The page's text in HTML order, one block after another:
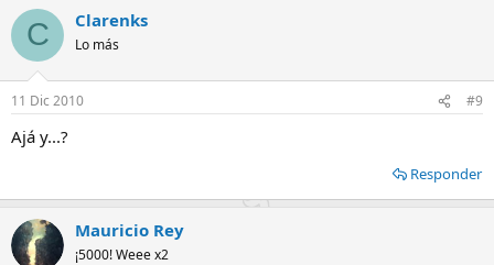
C Clarenks
Lo más
11 Dic 2010 #9
Ajá y...?
Responder
Mauricio Rey
¡5000! Weee x2